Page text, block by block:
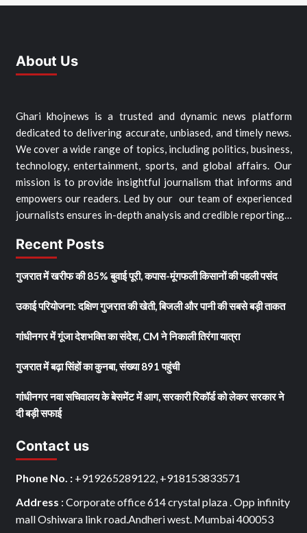
About Us
Ghari khojnews is a trusted and dynamic news platform
dedicated to delivering accurate, unbiased, and timely news.
We cover a wide range of topics, including politics, business,
technology, entertainment, sports, and global affairs. Our
mission is to provide insightful journalism that informs and
empowers our readers. Led by our our team of experienced
journalists ensures in-depth analysis and credible reporting…
Recent Posts
गुजरात में खरीफ की 85% बुवाई पूरी, कपास-मूंगफली किसानों की पहली पसंद
उकाई परियोजना: दक्षिण गुजरात की खेती, बिजली और पानी की सबसे बड़ी ताकत
गांधीनगर में गूंजा देशभक्ति का संदेश, CM ने निकाली तिरंगा यात्रा
गुजरात में बढ़ा सिंहों का कुनबा, संख्या 891 पहुंची
गांधीनगर नवा सचिवालय के बेसमेंट में आग, सरकारी रिकॉर्ड को लेकर सरकार ने
दी बड़ी सफाई
Contact us
Phone No. : +919265289122, +918153833571
Address : Corporate office 614 crystal plaza . Opp infinity
mall Oshiwara link road.Andheri west. Mumbai 400053